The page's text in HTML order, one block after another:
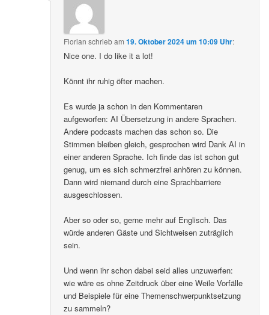
Florian schriebam19. Oktober 2024 um 10:09 Uhr:
Nice one. I do like it a lot!
Könnt ihr ruhig öfter machen.
Es wurde ja schon in den Kommentaren
aufgeworfen: AI Übersetzung in andere Sprachen.
Andere podcasts machen das schon so. Die
Stimmen bleiben gleich, gesprochen wird Dank AI in
einer anderen Sprache. Ich finde das ist schon gut
genug, um es sich schmerzfrei anhören zu können.
Dann wird niemand durch eine Sprachbarriere
ausgeschlossen.
Aber so oder so, gerne mehr auf Englisch. Das
würde anderen Gäste und Sichtweisen zuträglich
sein.
Und wenn ihr schon dabei seid alles unzuwerfen:
wie wäre es ohne Zeitdruck über eine Weile Vorfälle
und Beispiele für eine Themenschwerpunktsetzung
zu sammeln?